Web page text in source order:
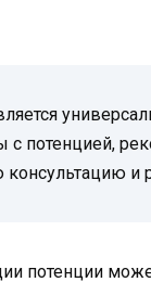
потенцией,
консультацию
потенции